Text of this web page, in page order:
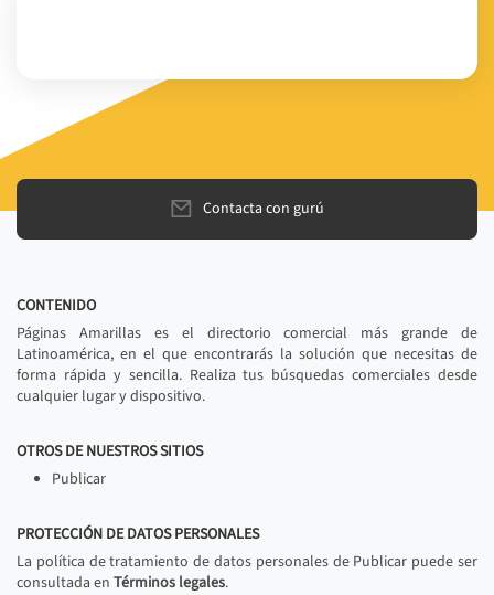
Contacta con gurú
CONTENIDO
Páginas Amarillas es el directorio comercial más grande de
Latinoamérica, en el que encontrarás la solución que necesitas de
forma rápida y sencilla. Realiza tus búsquedas comerciales desde
cualquier lugar y dispositivo.
OTROS DE NUESTROS SITIOS
Publicar
PROTECCIÓN DE DATOS PERSONALES
La política de tratamiento de datos personales de Publicar puede ser
consultada en Términos legales.